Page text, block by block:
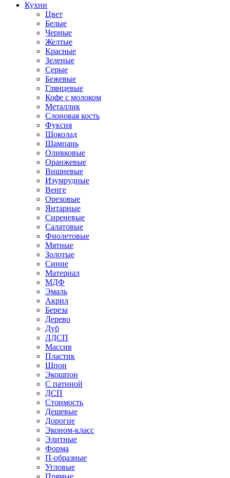
Кухни
Цвет
Белые
Черные
Желтые
Красные
Зеленые
Серые
Бежевые
Глянцевые
Кофе с молоком
Металлик
Слоновая кость
Фуксия
Шоколад
Шампань
Оливковые
Оранжевые
Вишневые
Изумрудные
Венге
Ореховые
Янтарные
Сиреневые
Салатовые
Фиолетовые
Мятные
Золотые
Синие
Материал
МДФ
Эмаль
Акрил
Береза
Дерево
Дуб
ЛДСП
Массив
Пластик
Шпон
Экошпон
С патиной
ДСП
Стоимость
Дешевые
Дорогие
Эконом-класс
Элитные
Форма
П-образные
Угловые
Прямые